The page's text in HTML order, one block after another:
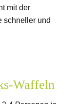
mit der
schneller und
Waffeln